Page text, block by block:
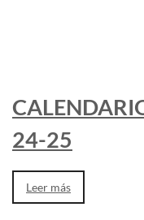
24-25
Leer más